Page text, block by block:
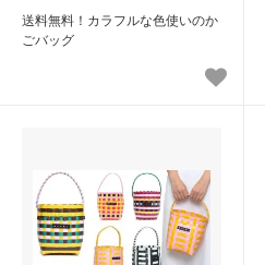
送料無料！カラフルな色使いのか
ごバッグ